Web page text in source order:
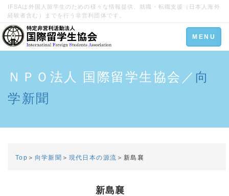
IFSAは外国人留学生のための様々な情報提供、就職・転職支援（日本人海外
経験者含む）までを行う非営利団体です。
Toggle
navigation
MENU
ＮＰＯ法人 国際留学生協会／ 向
学新聞
Top ＞ 向学新聞 ＞ 現代日本の源流 ＞新島襄
新島襄